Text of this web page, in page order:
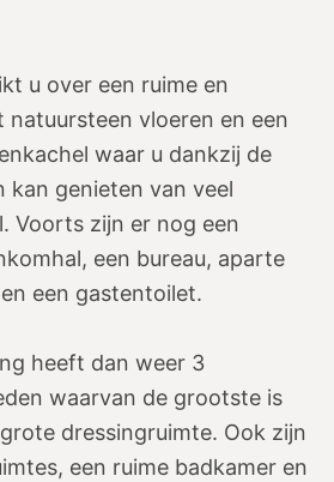
u over een ruime en
natuursteen vloeren en een
waar u dankzij de
kan genieten van veel
Voorts zijn er nog een
een bureau, aparte
een gastentoilet.
heeft dan weer 3
waarvan de grootste is
dressingruimte. Ook zijn
een ruime badkamer en